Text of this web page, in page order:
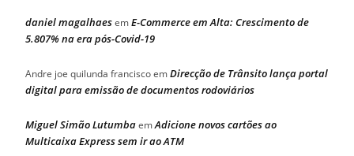
daniel magalhaesemE-Commerce em Alta: Crescimento de
5.807% na era pós-Covid-19
Andre joe quilunda franciscoemDirecção de Trânsito lança portal
digital para emissão de documentos rodoviários
Miguel Simão LutumbaemAdicione novos cartões ao
Multicaixa Express sem ir ao ATM